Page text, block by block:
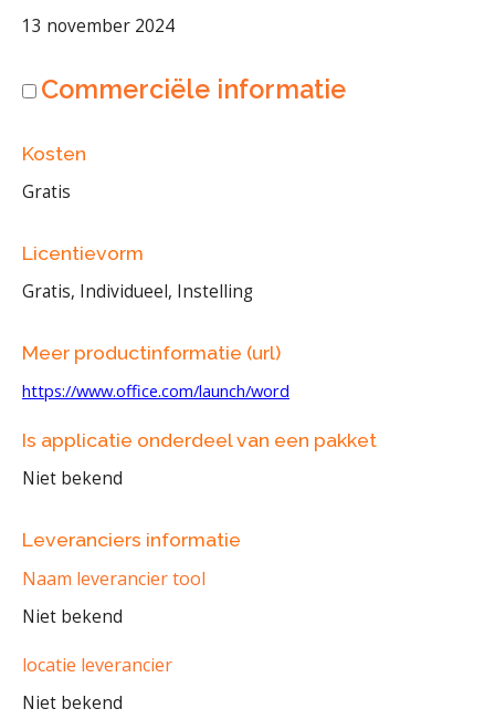
13 november 2024
Commerciële informatie
Kosten
Gratis
Licentievorm
Gratis, Individueel, Instelling
Meer productinformatie (url)
https://www.office.com/launch/word
Is applicatie onderdeel van een pakket
Niet bekend
Leveranciers informatie
Naam leverancier tool
Niet bekend
locatie leverancier
Niet bekend